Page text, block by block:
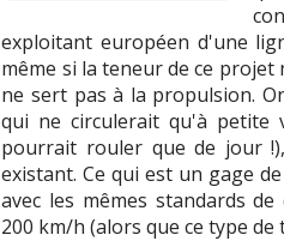
exploitant européen d'une
même si la teneur de ce
ne sert pas à la propulsion.
qui ne circulerait qu'à petite
pourrait rouler que de jour
existant. Ce qui est un gage
avec les mêmes standards
200 km/h (alors que ce type